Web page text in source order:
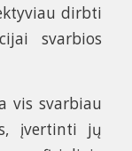
dirbti
svarbios
vis svarbiau
įvertinti jų